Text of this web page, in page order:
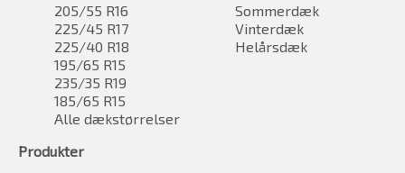
205/55 R16
225/45 R17
225/40 R18
195/65 R15
235/35 R19
185/65 R15
Alle dækstørrelser
Sommerdæk
Vinterdæk
Helårsdæk
Produkter